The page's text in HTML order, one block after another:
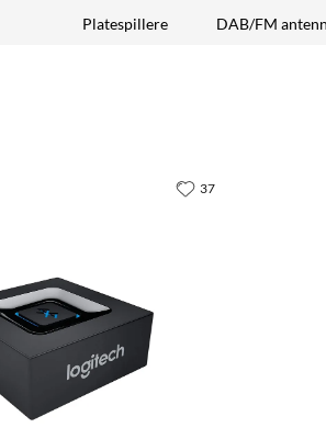
Platespillere DAB/FM
37